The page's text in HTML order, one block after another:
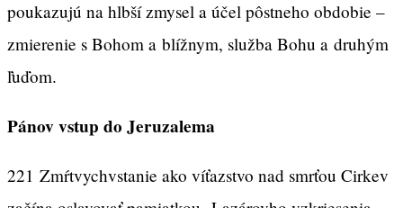
poukazujú na hlbší zmysel a účel pôstneho obdobie –
zmierenie s Bohom a blížnym, služba Bohu a druhým
ľuďom.
Pánov vstup do Jeruzalema
221 Zmŕtvychvstanie ako víťazstvo nad smrťou Cirkev